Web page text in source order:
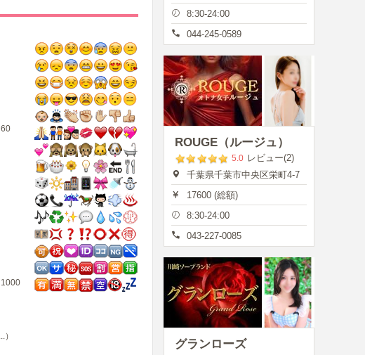
8:30-24:00
044-245-0589
ROUGE（ルージュ）
5.0 レビュー(2)
千葉県千葉市中央区栄町4-7
17600 (総額)
8:30-24:00
043-227-0085
グランローズ